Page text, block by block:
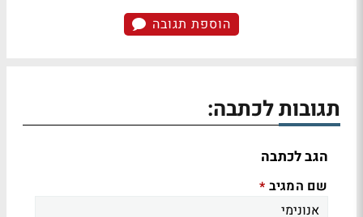
הוספת תגובה
תגובות לכתבה:
הגב לכתבה
שם המגיב *